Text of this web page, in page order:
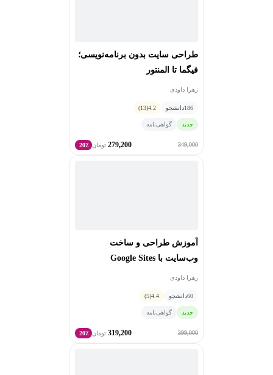
طراحی سایت بدون برنامه‌نویسی؛
فیگما تا المنتور
زهرا داودی
186دانشجو 4.2
(13)
جدید گواهی‌نامه
349,000
279,200 تومان 20٪
آموزش طراحی و ساخت
وب‌سایت با Google Sites
زهرا داودی
60دانشجو 4.4
(5)
جدید گواهی‌نامه
399,000
319,200 تومان 20٪